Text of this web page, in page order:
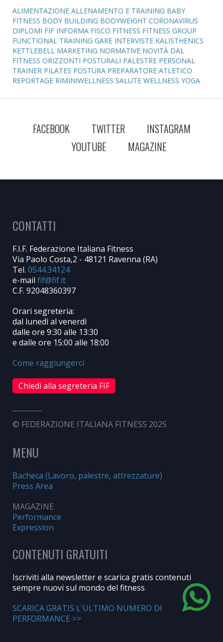
ALIMENTAZIONE ALLENAMENTO E TRAINING BABY
FITNESS BODY BUILDING BODYWEIGHT CORONAVIRUS
DIPLOMI FIF INFORMA FISCO FITNESS FITNESS GROUP
FUNCTIONAL TRAINING GARE INTERVISTE KALISTHENICS
KETTLEBELL MARKETING NORMATIVE NOVITÀ DAL
FITNESS ORIZZONTI POSTURALI PALESTRE PERSONAL
TRAINER PILATES POSTURA PREPARATORE ATLETICO
REPORTAGE RIMINIWELLNESS SALUTE WELLNESS YOGA
FACEBOOK TWITTER
INSTAGRAM
YOUTUBE
MAGAZINE
CONTATTI
F.I.F. Federazione Italiana Fitness
Via Paolo Costa,2 - 48121 Ravenna (RA)
Tel. 0544.34124
e-mail
C.F. 92048360397
Orari segreteria:
dal lunedì al venerdì
dalle ore 9:30 alle 13:30
e dalle ore 15:00 alle 18:00
Come raggiungerci
Chiedi alla segreteria FIF
© FEDERAZIONE ITALIANA FITNESS 2025
MENU
Bacheca (Lavoro, palestre, attrezzature)
Press Area
MAGAZINE
Performance
Expression
CONTENUTI GRATUITI
Iscriviti alla newsletter e scarica gratis contenuti
sempre nuovi sul mondo del fitness
SCARICA GRATIS L'ULTIMO NUMERO DI
PERFORMANCE >>